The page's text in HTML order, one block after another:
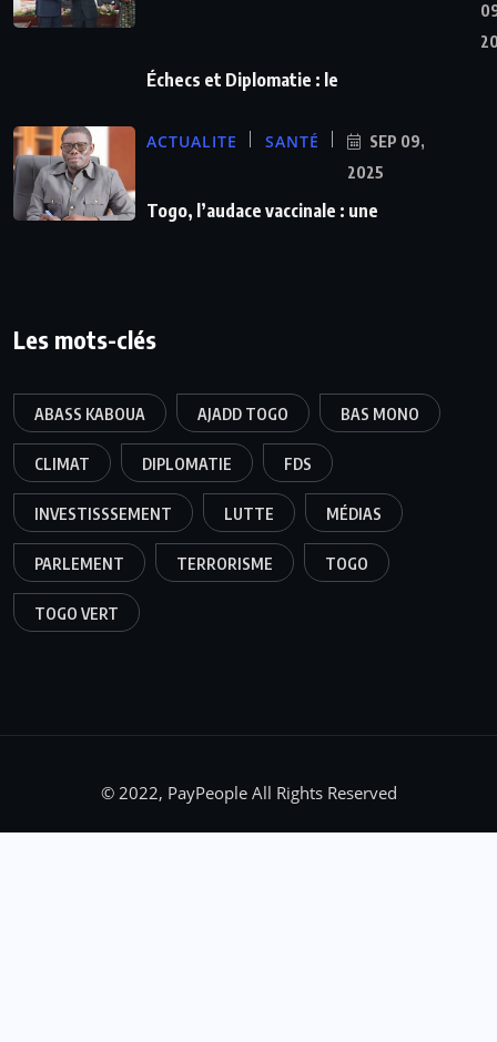
Échecs et Diplomatie : le
ACTUALITE SANTÉ
SEP 09,
2025
Togo, l’audace vaccinale : une
Les mots-clés
ABASS KABOUA AJADD TOGO BAS MONO
CLIMAT DIPLOMATIE FDS
INVESTISSSEMENT LUTTE MÉDIAS
PARLEMENT TERRORISME TOGO
TOGO VERT
© 2022, PayPeople All Rights Reserved